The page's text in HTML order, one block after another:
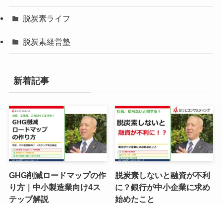
脱炭素ライフ
脱炭素経営塾
新着記事
GHG削減ロードマップの作
り方｜中小製造業向け4ス
テップ解説
脱炭素しないと融資が不利
に？銀行が中小企業に求め
始めたこと